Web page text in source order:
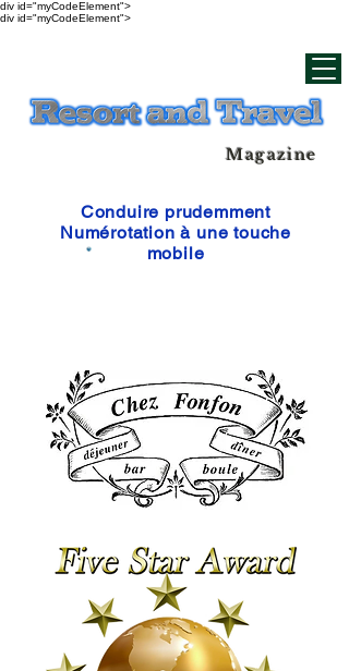
div id="myCodeElement">
div id="myCodeElement">
Magazine
Conduire prudemment
Numérotation à une touche
mobile